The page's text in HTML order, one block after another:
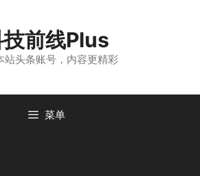
前线Plus
站头条账号，内容更精彩
菜单